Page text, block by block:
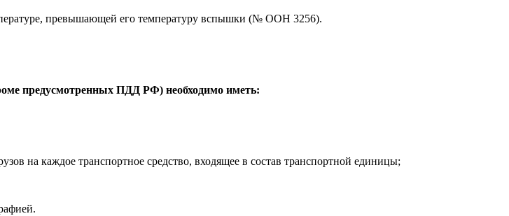
превышающей его температуру вспышки (№ ООН 3256).
предусмотренных ПДД РФ) необходимо иметь:
на каждое транспортное средство, входящее в состав транспортной единицы;